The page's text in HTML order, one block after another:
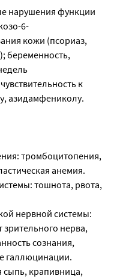
нарушения функции
6-
кожи (псориаз,
беременность,
к
азидамфениколу.
тромбоцитопения,
анемия.
тошнота, рвота,
нервной системы:
нерва,
сознания,
галлюцинации.
сыпь, крапивница,